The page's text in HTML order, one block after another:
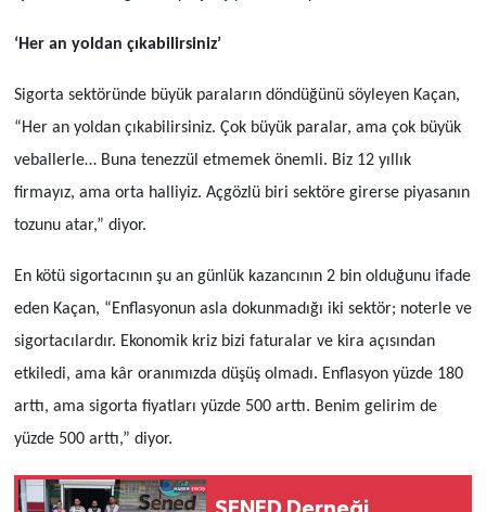
‘Her an yoldan çıkabilirsiniz’
Sigorta sektöründe büyük paraların döndüğünü söyleyen Kaçan,
“Her an yoldan çıkabilirsiniz. Çok büyük paralar, ama çok büyük
veballerle… Buna tenezzül etmemek önemli. Biz 12 yıllık
firmayız, ama orta halliyiz. Açgözlü biri sektöre girerse piyasanın
tozunu atar,” diyor.
En kötü sigortacının şu an günlük kazancının 2 bin olduğunu ifade
eden Kaçan, “Enflasyonun asla dokunmadığı iki sektör; noterle ve
sigortacılardır. Ekonomik kriz bizi faturalar ve kira açısından
etkiledi, ama kâr oranımızda düşüş olmadı. Enflasyon yüzde 180
arttı, ama sigorta fiyatları yüzde 500 arttı. Benim gelirim de
yüzde 500 arttı,” diyor.